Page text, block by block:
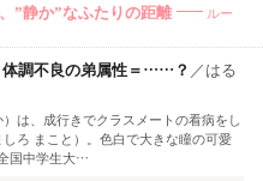
”静か”なふたりの距離
ルー
調不良の弟属性＝……？ ／はる
は、成行きでクラスメートの看病をし
ろ まこと）。色白で大きな瞳の可愛
国中学生大…